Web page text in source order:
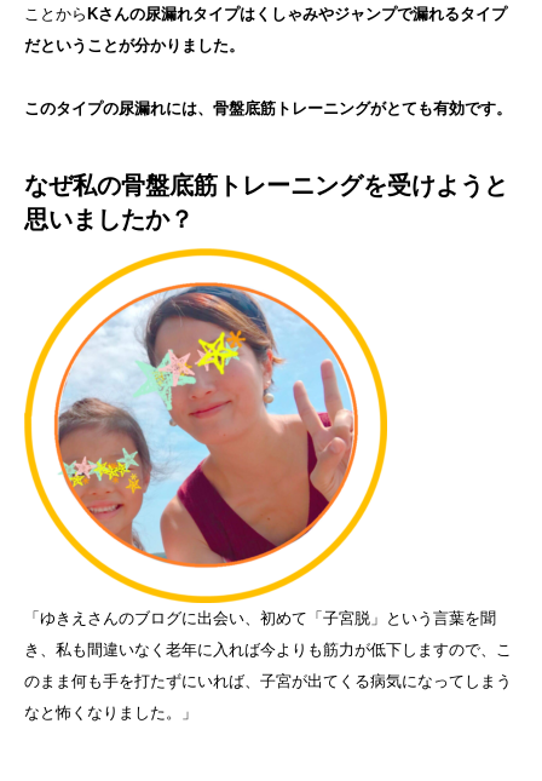
ことからKさんの尿漏れタイプはくしゃみやジャンプで漏れるタイプ
だということが分かりました。
このタイプの尿漏れには、骨盤底筋トレーニングがとても有効です。
なぜ私の骨盤底筋トレーニングを受けようと
思いましたか？
「ゆきえさんのブログに出会い、初めて「子宮脱」という言葉を聞
き、私も間違いなく老年に入れば今よりも筋力が低下しますので、こ
のまま何も手を打たずにいれば、子宮が出てくる病気になってしまう
なと怖くなりました。」